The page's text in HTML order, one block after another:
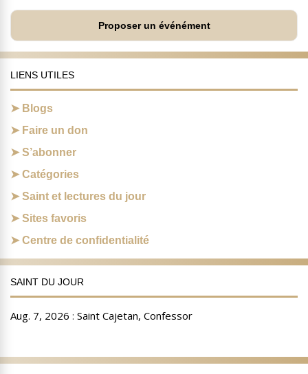
Proposer un événément
LIENS UTILES
Blogs
Faire un don
S’abonner
Catégories
Saint et lectures du jour
Sites favoris
Centre de confidentialité
SAINT DU JOUR